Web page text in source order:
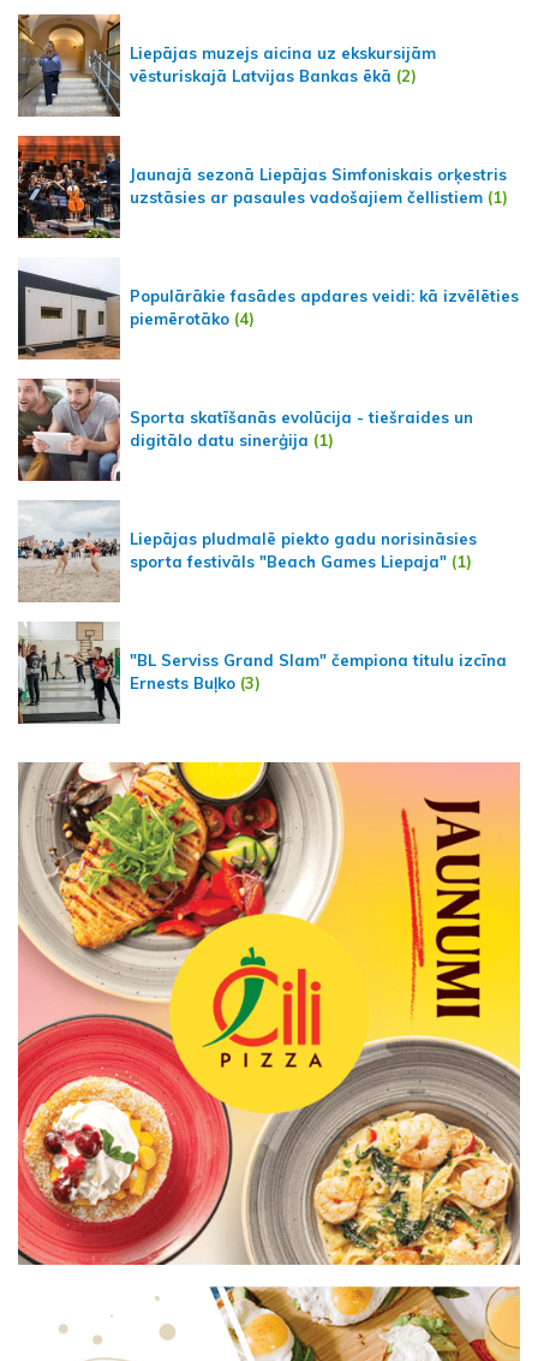
Liepājas muzejs aicina uz ekskursijām
vēsturiskajā Latvijas Bankas ēkā (2)
Jaunajā sezonā Liepājas Simfoniskais orķestris
uzstāsies ar pasaules vadošajiem čellistiem (1)
Populārākie fasādes apdares veidi: kā izvēlēties
piemērotāko (4)
Sporta skatīšanās evolūcija - tiešraides un
digitālo datu sinerģija (1)
Liepājas pludmalē piekto gadu norisināsies
sporta festivāls "Beach Games Liepaja" (1)
"BL Serviss Grand Slam" čempiona titulu izcīna
Ernests Buļko (3)